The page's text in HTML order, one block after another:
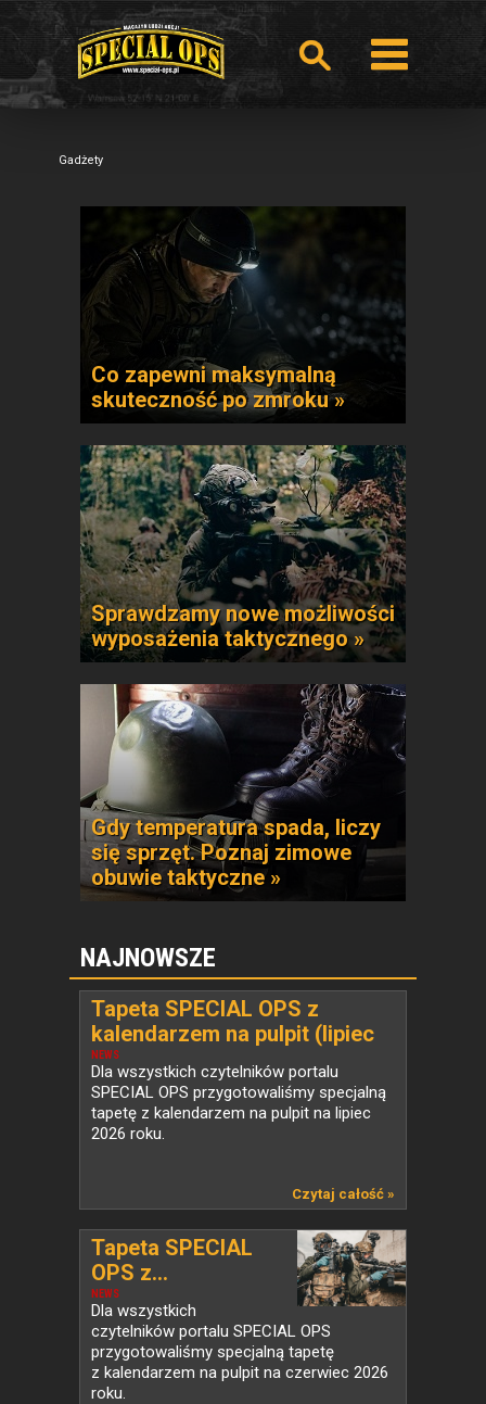
Gadżety
Co zapewni maksymalną
skuteczność po zmroku »
Sprawdzamy nowe możliwości
wyposażenia taktycznego »
Gdy temperatura spada, liczy
się sprzęt. Poznaj zimowe
obuwie taktyczne »
NAJNOWSZE
NEWS
Tapeta SPECIAL OPS z
kalendarzem na pulpit (lipiec
2026)
Dla wszystkich czytelników portalu
SPECIAL OPS przygotowaliśmy specjalną
tapetę z kalendarzem na pulpit na lipiec
2026 roku.
Czytaj całość »
NEWS
Tapeta SPECIAL
OPS z...
Dla wszystkich
czytelników portalu SPECIAL OPS
przygotowaliśmy specjalną tapetę
z kalendarzem na pulpit na czerwiec 2026
roku.